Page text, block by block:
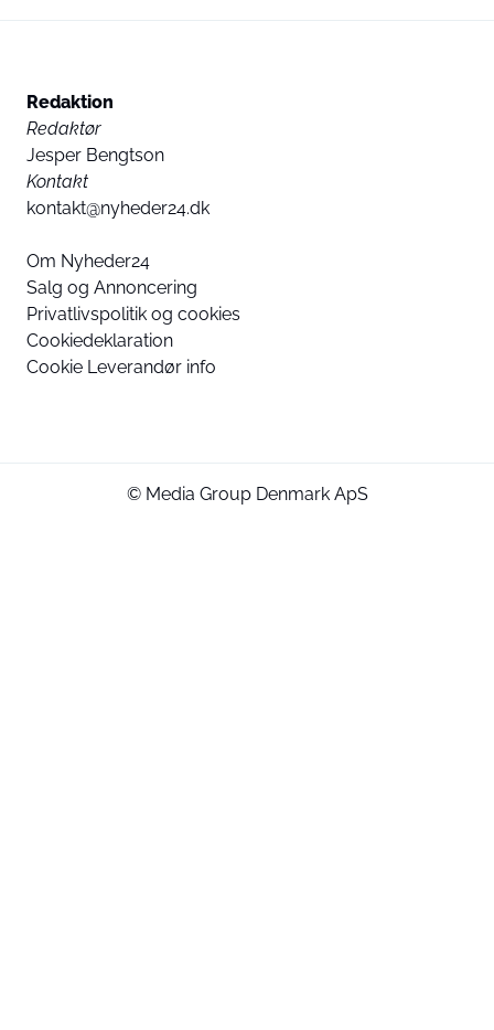
Redaktion
Redaktør
Jesper Bengtson
Kontakt
kontakt@nyheder24.dk
Om Nyheder24
Salg og Annoncering
Privatlivspolitik og cookies
Cookiedeklaration
Cookie Leverandør info
© Media Group Denmark ApS